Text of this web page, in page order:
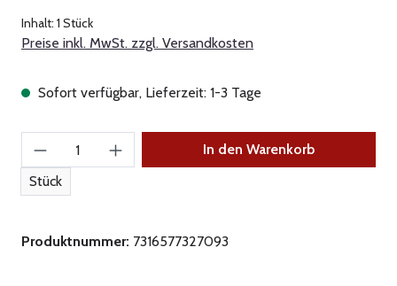
Inhalt: 1 Stück
Preise inkl. MwSt. zzgl. Versandkosten
Sofort verfügbar, Lieferzeit: 1-3 Tage
Produkt Anzahl: Gib den gewünschten Wert
Stück
In den Warenkorb
Produktnummer: 7316577327093